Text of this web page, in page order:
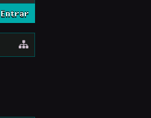
Entrar